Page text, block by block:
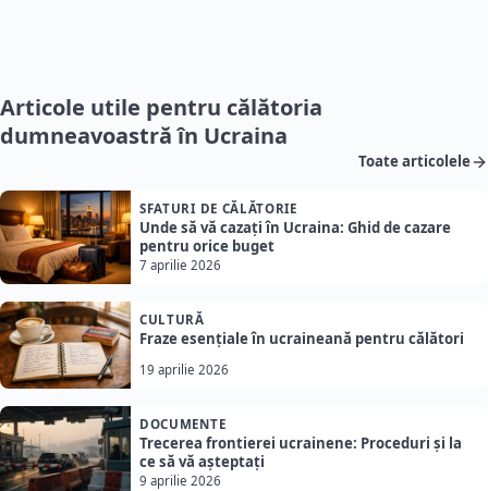
Articole utile pentru călătoria
dumneavoastră în Ucraina
Toate articolele
SFATURI DE CĂLĂTORIE
Unde să vă cazați în Ucraina: Ghid de cazare
pentru orice buget
7 aprilie 2026
CULTURĂ
Fraze esențiale în ucraineană pentru călători
19 aprilie 2026
DOCUMENTE
Trecerea frontierei ucrainene: Proceduri și la
ce să vă așteptați
9 aprilie 2026